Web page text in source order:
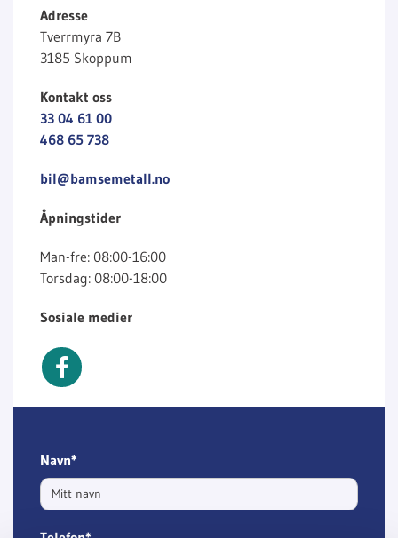
Adresse
Tverrmyra 7B
3185 Skoppum
Kontakt oss
33 04 61 00
468 65 738
bil@bamsemetall.no
Åpningstider
Man-fre: 08:00-16:00
Torsdag: 08:00-18:00
Sosiale medier
Navn*